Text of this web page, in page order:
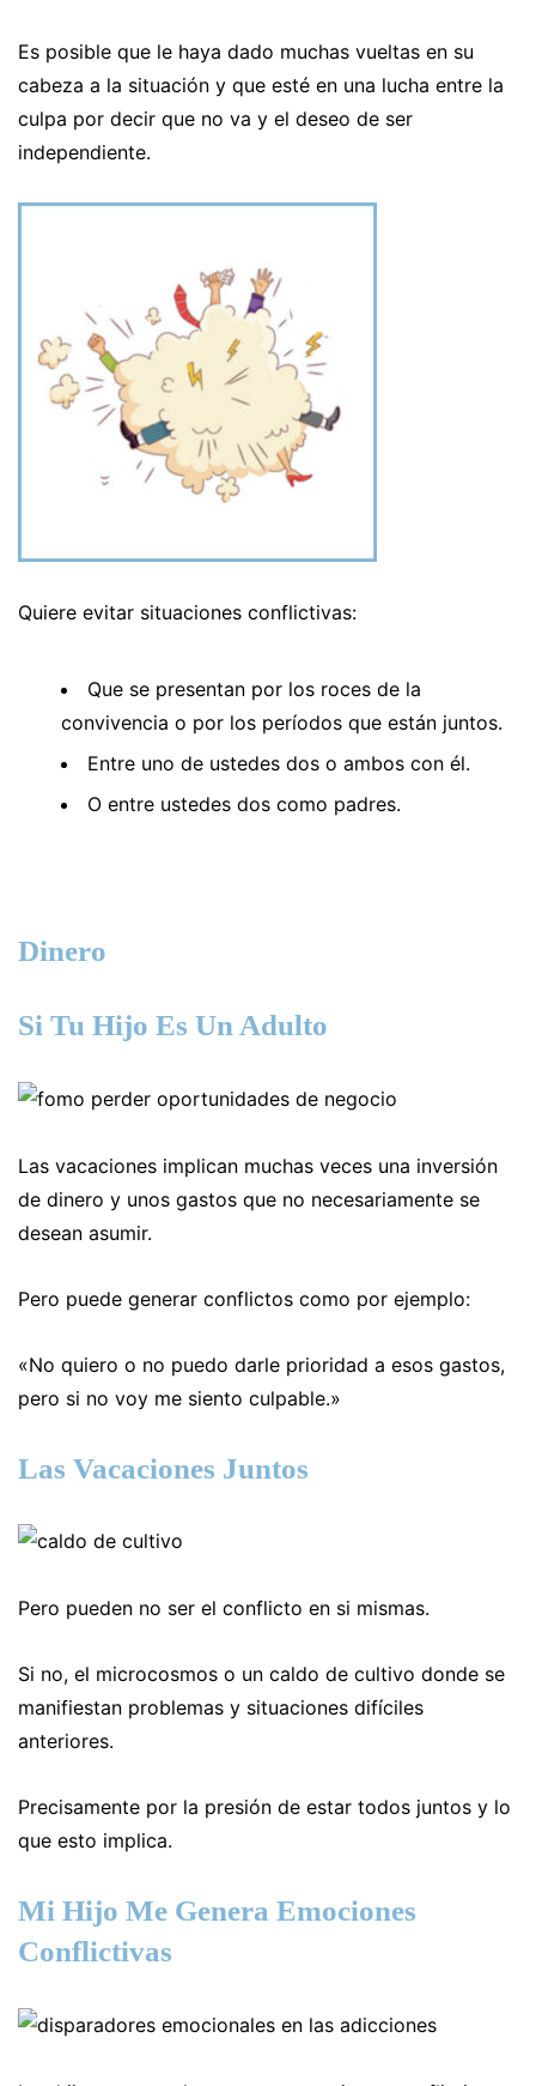
Es posible que le haya dado muchas vueltas en su
cabeza a la situación y que esté en una lucha entre la
culpa por decir que no va y el deseo de ser
independiente.
Quiere evitar situaciones conflictivas:
Que se presentan por los roces de la
convivencia o por los períodos que están juntos.
Entre uno de ustedes dos o ambos con él.
O entre ustedes dos como padres.
Dinero
Si Tu Hijo Es Un Adulto
Las vacaciones implican muchas veces una inversión
de dinero y unos gastos que no necesariamente se
desean asumir.
Pero puede generar conflictos como por ejemplo:
«No quiero o no puedo darle prioridad a esos gastos,
pero si no voy me siento culpable.»
Las Vacaciones Juntos
Pero pueden no ser el conflicto en si mismas.
Si no, el microcosmos o un caldo de cultivo donde se
manifiestan problemas y situaciones difíciles
anteriores.
Precisamente por la presión de estar todos juntos y lo
que esto implica.
Mi Hijo Me Genera Emociones
Conflictivas